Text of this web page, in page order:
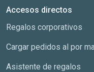
Accesos directos
Regalos corporativos
Cargar pedidos al por
Asistente de regalos